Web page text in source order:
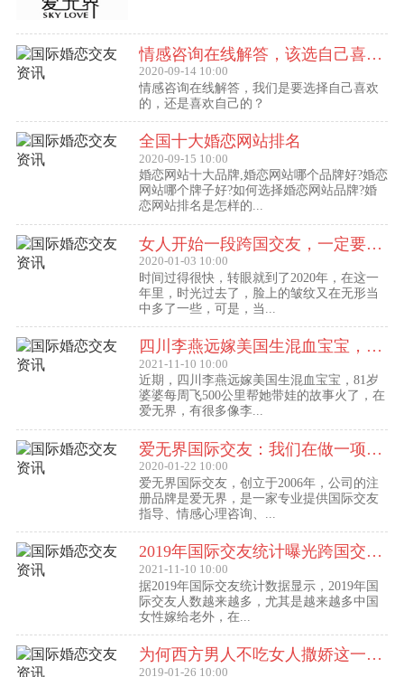
情感咨询在线解答，该选自己喜欢的,还是喜欢自己的？
2020-09-14 10:00
情感咨询在线解答，我们是要选择自己喜欢
的，还是喜欢自己的？
全国十大婚恋网站排名
2020-09-15 10:00
婚恋网站十大品牌,婚恋网站哪个品牌好?婚恋
网站哪个牌子好?如何选择婚恋网站品牌?婚
恋网站排名是怎样的...
女人开始一段跨国交友，一定要问自己这几个问题
2020-01-03 10:00
时间过得很快，转眼就到了2020年，在这一
年里，时光过去了，脸上的皱纹又在无形当
中多了一些，可是，当...
四川李燕远嫁美国生混血宝宝，这些跨国交友的真实故事可能你还没听过！
2021-11-10 10:00
近期，四川李燕远嫁美国生混血宝宝，81岁
婆婆每周飞500公里帮她带娃的故事火了，在
爱无界，有很多像李...
爱无界国际交友：我们在做一项关于女人幸福的事业
2020-01-22 10:00
爱无界国际交友，创立于2006年，公司的注
册品牌是爱无界，是一家专业提供国际交友
指导、情感心理咨询、...
2019年国际交友统计曝光跨国交友惊人内幕：女性嫁给老外比男士娶外国老婆数量更多
2021-11-10 10:00
据2019年国际交友统计数据显示，2019年国
际交友人数越来越多，尤其是越来越多中国
女性嫁给老外，在...
为何西方男人不吃女人撒娇这一套？
2019-01-26 10:00